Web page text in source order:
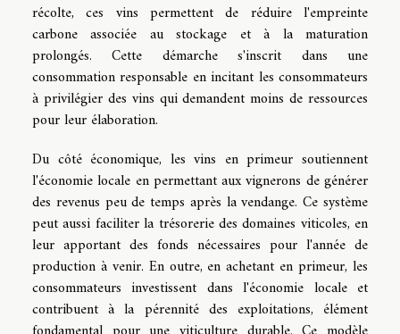
récolte, ces vins permettent de réduire l'empreinte
carbone associée au stockage et à la maturation
prolongés. Cette démarche s'inscrit dans une
consommation responsable en incitant les consommateurs
à privilégier des vins qui demandent moins de ressources
pour leur élaboration.
Du côté économique, les vins en primeur soutiennent
l'économie locale en permettant aux vignerons de générer
des revenus peu de temps après la vendange. Ce système
peut aussi faciliter la trésorerie des domaines viticoles, en
leur apportant des fonds nécessaires pour l'année de
production à venir. En outre, en achetant en primeur, les
consommateurs investissent dans l'économie locale et
contribuent à la pérennité des exploitations, élément